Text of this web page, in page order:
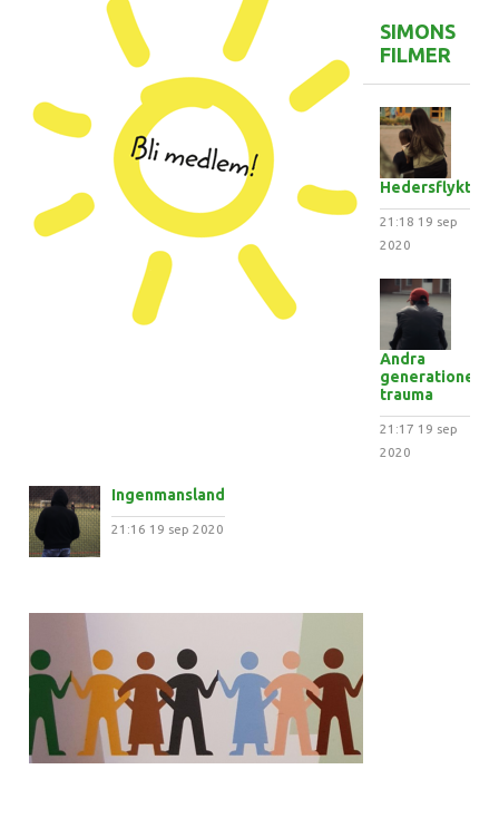
SIMONS
FILMER
Hedersflykten
21:18 19 sep
2020
Andra
generationens
trauma
21:17 19 sep
2020
Ingenmansland
21:16 19 sep 2020